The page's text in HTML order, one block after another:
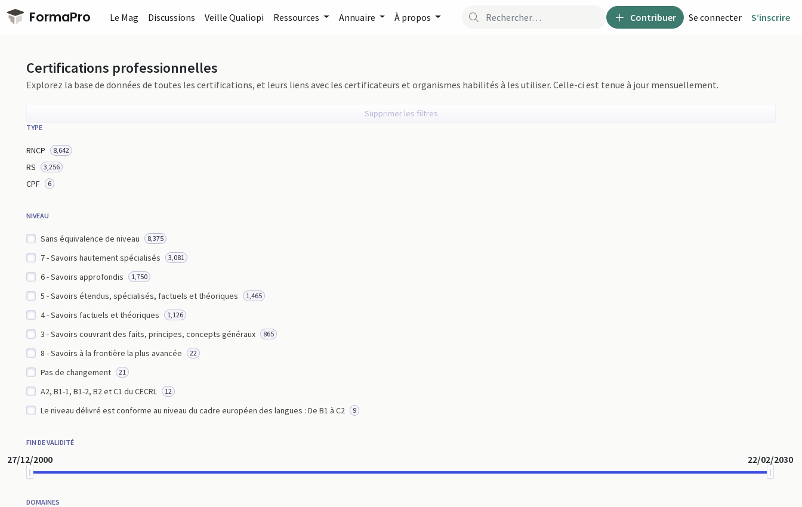
Passer au contenu principal
FormaPro Contribuer Se connecter S’inscrire
Le Mag Discussions Veille Qualiopi Ressources Annuaire À propos
Certifications professionnelles
Explorez la base de données de toutes les certifications, et leurs liens avec les certificateurs et organismes habilités à les utiliser. Celle-ci est tenue à jour mensuellement.
Supprimer les filtres
TYPE
RNCP 8,642
RS 3,256
CPF 6
NIVEAU
Sans équivalence de niveau 8,375
7 - Savoirs hautement spécialisés 3,081
6 - Savoirs approfondis 1,750
5 - Savoirs étendus, spécialisés, factuels et théoriques 1,465
4 - Savoirs factuels et théoriques 1,126
3 - Savoirs couvrant des faits, principes, concepts généraux 865
8 - Savoirs à la frontière la plus avancée 22
Pas de changement 21
A2, B1-1, B1-2, B2 et C1 du CECRL 12
Le niveau délivré est conforme au niveau du cadre européen des langues : De B1 à C2 9
FIN DE VALIDITÉ
27/12/2000 22/02/2030
DOMAINES